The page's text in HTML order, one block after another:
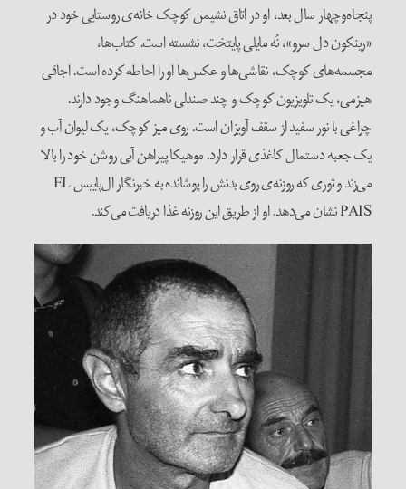
پنجاه‌و‌چهار سال بعد، او در اتاق نشیمن کوچک خانه‌ی روستایی خود در
«رینکون دل سرو»، نُه مایلی پایتخت، نشسته است. کتاب‌ها،
مجسمه‌های کوچک، نقاشی‌ها و عکس‌ها او را احاطه کرده است. اجاقی
هیزمی، یک تلویزیون کوچک و چند صندلی ناهماهنگ وجود دارند.
چراغی با نور سفید از سقف آویزان است. روی میز کوچک، یک لیوان آب و
یک جعبه دستمال کاغذی قرار دارد. موهیکا پیراهن آبی روشن خود را بالا
می‌زند و توری که روزنه‌ی روی بدنش را پوشانده به خبرنگار ال‌پاییس EL
PAÍS نشان می‌دهد. او از طریق این روزنه غذا دریافت می‌کند.